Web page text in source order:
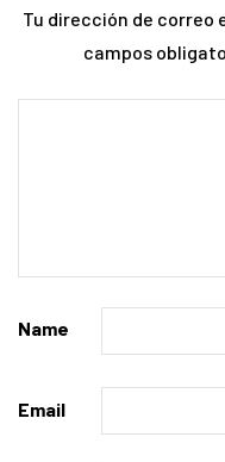
Tu dirección de correo
campos
Name
Email